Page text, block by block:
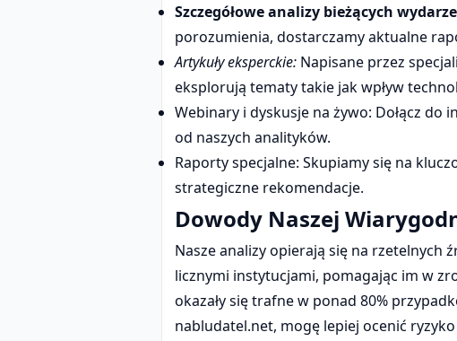
Szczegółowe analizy bieżących
porozumienia, dostarczamy aktualne
Artykuły eksperckie: Napisane przez
eksplorują tematy takie jak wpływ
Webinary i dyskusje na żywo: Dołącz
od naszych analityków.
Raporty specjalne: Skupiamy się na
strategiczne rekomendacje.
Dowody Naszej
Nasze analizy opierają się na rzetelnych
licznymi instytucjami, pomagając im w
okazały się trafne w ponad 80%
nabludatel.net, mogę lepiej ocenić